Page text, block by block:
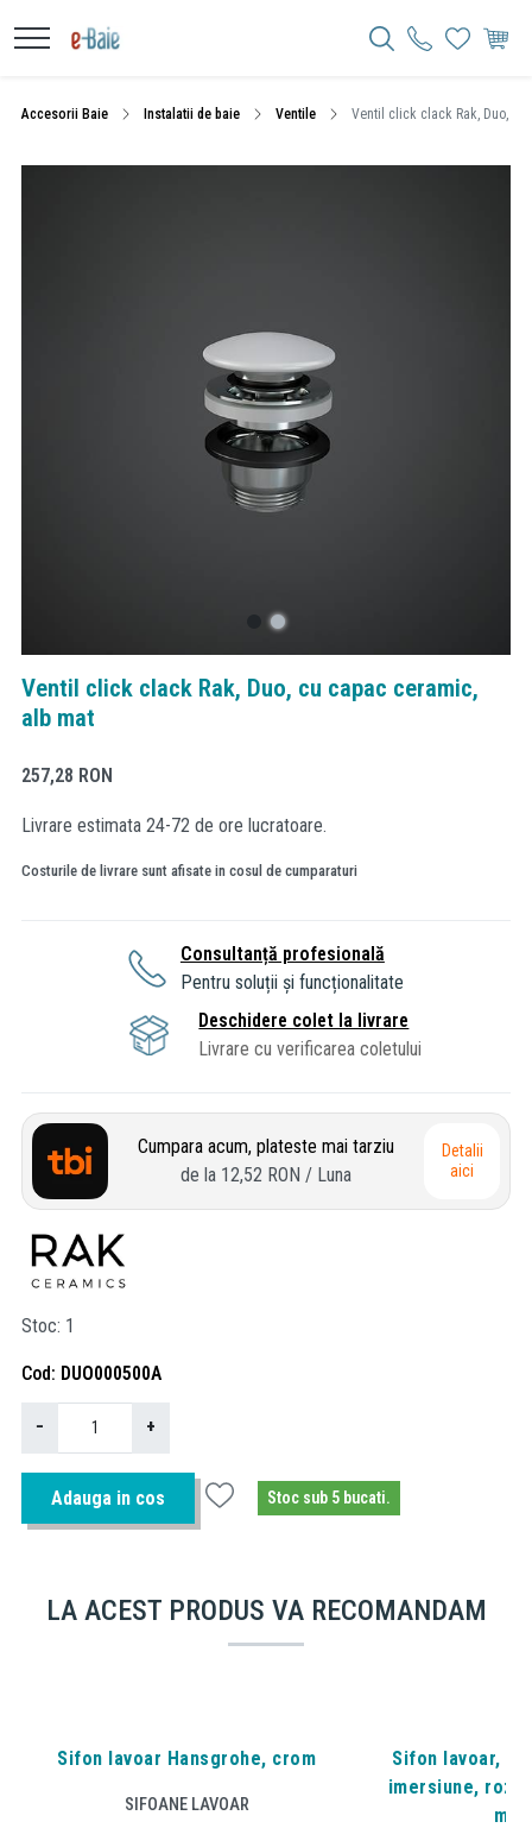
Accesorii Baie Instalatii de baie Ventile Ventil click clack Rak, Duo,
Ventil click clack Rak, Duo, cu capac ceramic,
alb mat
257,28 RON
Livrare estimata 24-72 de ore lucratoare.
Costurile de livrare sunt afisate in cosul de cumparaturi
Consultanță profesională
Pentru soluții și funcționalitate
Deschidere colet la livrare
Livrare cu verificarea coletului
Cumpara acum, plateste mai tarziu
de la 12,52 RON / Luna
Detalii
aici
Stoc 1
Cod DUO000500A
− +
Adauga in cos Stoc sub 5 bucati.
LA ACEST PRODUS VA RECOMANDAM
Sifon lavoar Hansgrohe, crom
SIFOANE LAVOAR
Sifon lavoar,
imersiune,